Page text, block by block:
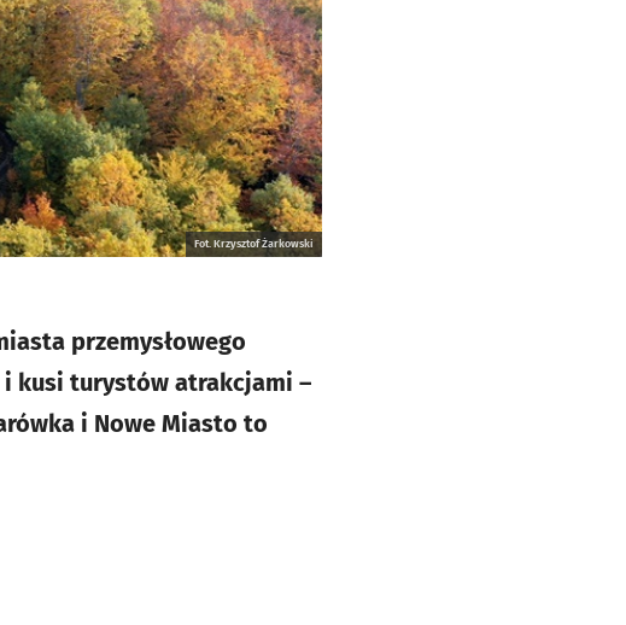
Fot. Krzysztof Żarkowski
przemysłowego
i kusi turystów atrakcjami –
i Nowe Miasto to